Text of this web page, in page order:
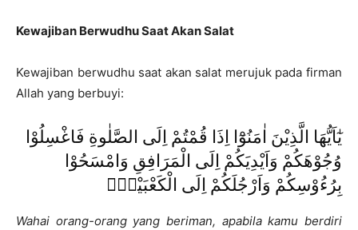
Kewajiban Berwudhu Saat Akan Salat
Kewajiban berwudhu saat akan salat merujuk pada firman
Allah yang berbuyi:
يٰٓاَيُّهَا الَّذِيْنَ اٰمَنُوْٓا اِذَا قُمْتُمْ اِلَى الصَّلٰوةِ فَاغْسِلُوْا
وُجُوْهَكُمْ وَاَيْدِيَكُمْ اِلَى الْمَرَافِقِ وَامْسَحُوْا
بِرُءُوْسِكُمْ وَاَرْجُلَكُمْ اِلَى الْكَعْبَيْنِۗ
Wahai orang-orang yang beriman, apabila kamu berdiri